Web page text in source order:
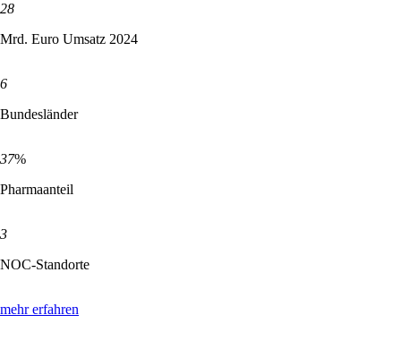
28
Mrd. Euro Umsatz 2024
6
Bundesländer
37%
Pharmaanteil
3
NOC-Standorte
mehr erfahren